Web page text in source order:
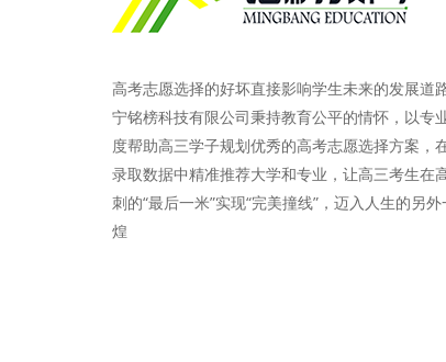
高考志愿选择的好坏直接影响学生未来的发展道
宁铭榜科技有限公司秉持教育公平的情怀，以专
度帮助高三学子规划优秀的高考志愿选择方案，
录取数据中精准推荐大学和专业，让高三考生在
刺的“最后一米”实现“完美撞线”，迈入人生的另
煌